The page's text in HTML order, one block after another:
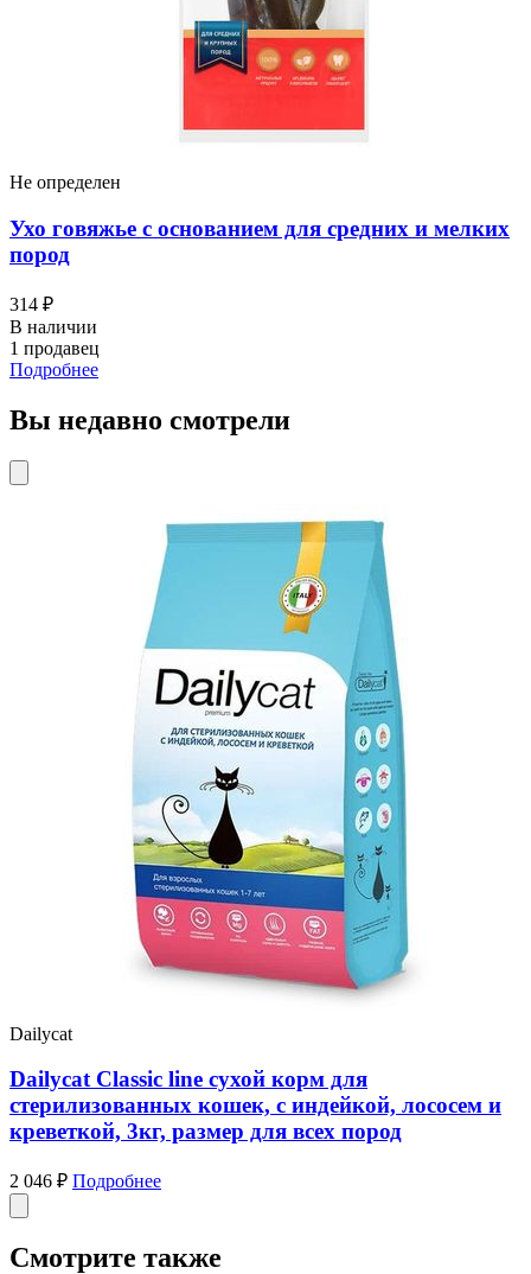
Не определен
Ухо говяжье с основанием для средних и мелких
пород
314 ₽
В наличии
1 продавец
Подробнее
Вы недавно смотрели
Dailycat
Dailycat Classic line сухой корм для
стерилизованных кошек, с индейкой, лососем и
креветкой, 3кг, размер для всех пород
2 046 ₽ Подробнее
Смотрите также